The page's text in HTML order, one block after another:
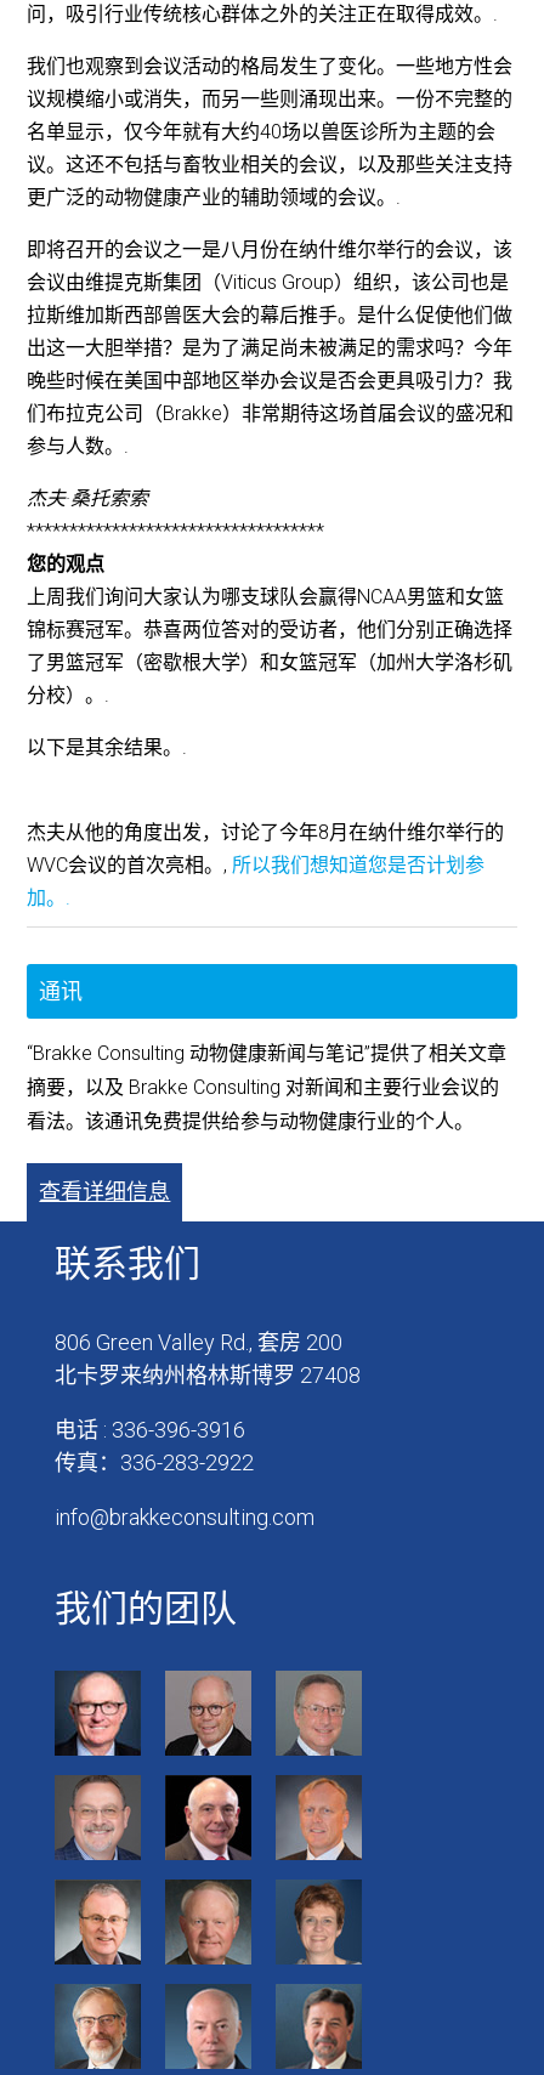
问，吸引行业传统核心群体之外的关注正在取得成效。.
我们也观察到会议活动的格局发生了变化。一些地方性会
议规模缩小或消失，而另一些则涌现出来。一份不完整的
名单显示，仅今年就有大约40场以兽医诊所为主题的会
议。这还不包括与畜牧业相关的会议，以及那些关注支持
更广泛的动物健康产业的辅助领域的会议。.
即将召开的会议之一是八月份在纳什维尔举行的会议，该
会议由维提克斯集团（Viticus Group）组织，该公司也是
拉斯维加斯西部兽医大会的幕后推手。是什么促使他们做
出这一大胆举措？是为了满足尚未被满足的需求吗？今年
晚些时候在美国中部地区举办会议是否会更具吸引力？我
们布拉克公司（Brakke）非常期待这场首届会议的盛况和
参与人数。.
杰夫·桑托索索
***********************************
您的观点
上周我们询问大家认为哪支球队会赢得NCAA男篮和女篮
锦标赛冠军。恭喜两位答对的受访者，他们分别正确选择
了男篮冠军（密歇根大学）和女篮冠军（加州大学洛杉矶
分校）。.
以下是其余结果。.
杰夫从他的角度出发，讨论了今年8月在纳什维尔举行的
WVC会议的首次亮相。, 所以我们想知道您是否计划参
加。.
通讯
“Brakke Consulting 动物健康新闻与笔记”提供了相关文章
摘要，以及 Brakke Consulting 对新闻和主要行业会议的
看法。该通讯免费提供给参与动物健康行业的个人。
查看详细信息
联系我们
806 Green Valley Rd., 套房 200
北卡罗来纳州格林斯博罗 27408
电话 : 336-396-3916
传真：336-283-2922
info@brakkeconsulting.com
我们的团队